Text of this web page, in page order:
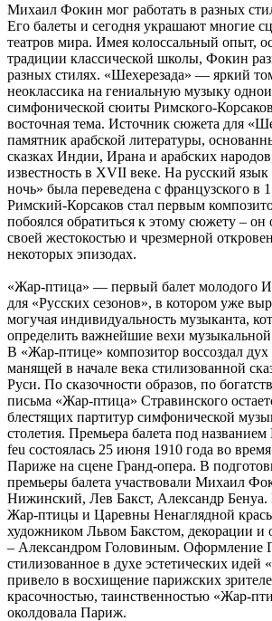
Михаил Фокин мог работать в разных
Его балеты и сегодня украшают многие
театров мира. Имея колоссальный опыт,
традиции классической школы, Фокин
разных стилях. «Шехерезада» — яркий
неоклассика на гениальную музыку
симфонической сюиты Римского-
восточная тема. Источник сюжета для
памятник арабской литературы,
сказках Индии, Ирана и арабских
известность в XVII веке. На русский язык
ночь» была переведена с французского в
Римский-Корсаков стал первым
побоялся обратиться к этому сюжету –
своей жестокостью и чрезмерной
некоторых эпизодах.
«Жар-птица» — первый балет молодого
для «Русских сезонов», в котором уже
могучая индивидуальность музыканта,
определить важнейшие вехи
В «Жар-птице» композитор воссоздал дух
манящей в начале века стилизованной
Руси. По сказочности образов, по
письма «Жар-птица» Стравинского
блестящих партитур симфонической
столетия. Премьера балета под названием
feu состоялась 25 июня 1910 года во
Париже на сцене Гранд-опера. В
премьеры балета участвовали Михаил
Нижинский, Лев Бакст, Александр
Жар‑птицы и Царевны Ненаглядной
художником Львом Бакстом, декорации и
– Александром Головиным. Оформление
стилизованное в духе эстетических идей
привело в восхищение парижских
красочностью, таинственностью «Жар-
околдовала Париж.